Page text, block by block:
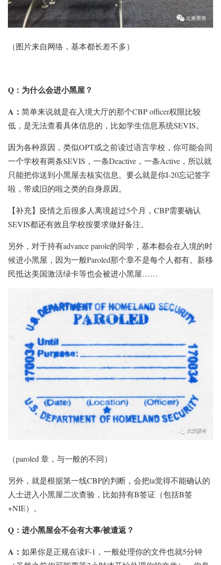
（图片来自网络，基本都长差不多）
Q： 为什么会进小黑屋？
A： 简单来说就是在入境大厅的那个CBP officer权限比较
低，是无法查看具体信息的，比如学生信息系统SEVIS。
因为各种原因，类似OPT或之前读过语言学校，你可能会同
一个学校有两条SEVIS，一条Deactive，一条Active，所以就
只能把你送到小黑屋去核实信息。要么就是你I-20忘记签字
啦，带成旧的啦之类的自身原因。
【补充】疫情之后很多人离境超过5个月，CBP需要确认
SEVIS都还有效且学校按要求做好备注。
另外，对于持有advance parole的同学，基本都会在入境的时
候进小黑屋，因为一般Paroled那个章不是每个人都有。新移
民抵达美国激活绿卡等也会被进小黑屋……
（paroled 章，与一般的不同）
另外，就是根据第一线CBP的判断，会把ta觉得不能确认的
人士进入小黑屋二次查验，比如持有B签证（包括B签
+NIE）。
Q： 进小黑屋会不会有大事/被遣返？
A： 如果你是正规在读F-1，一般处理你的文件也就5分钟